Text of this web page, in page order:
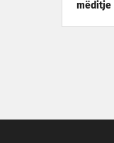
mëditje